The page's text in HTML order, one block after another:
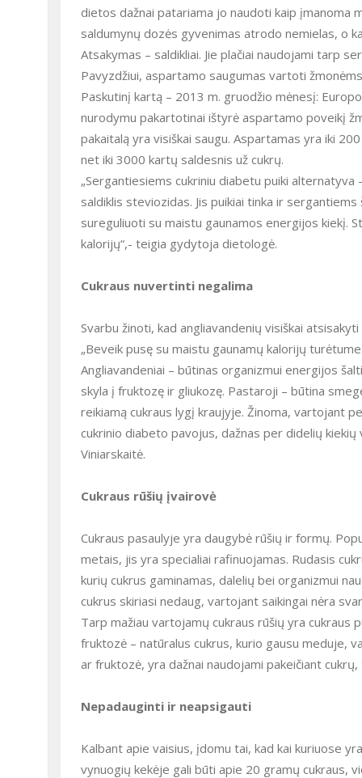
dietos dažnai patariama jo naudoti kaip įmanoma
saldumynų dozės gyvenimas atrodo nemielas, o
Atsakymas – saldikliai. Jie plačiai naudojami tarp
Pavyzdžiui, aspartamo saugumas vartoti
Paskutinį kartą – 2013 m. gruodžio mėnesį:
nurodymu pakartotinai ištyrė aspartamo poveikį
pakaitalą yra visiškai saugu. Aspartamas yra iki
net iki 3000 kartų saldesnis už cukrų.
„Sergantiesiems cukriniu diabetu puiki
saldiklis steviozidas. Jis puikiai tinka ir
sureguliuoti su maistu gaunamos energijos kiekį.
kalorijų“,- teigia gydytoja dietologė.
Cukraus nuvertinti negalima
Svarbu žinoti, kad angliavandenių visiškai
„Beveik pusę su maistu gaunamų kalorijų
Angliavandeniai – būtinas organizmui energijos
skyla į fruktozę ir gliukozę. Pastaroji – būtina
reikiamą cukraus lygį kraujyje. Žinoma, vartojant
cukrinio diabeto pavojus, dažnas per didelių
Viniarskaitė.
Cukraus rūšių įvairovė
Cukraus pasaulyje yra daugybė rūšių ir formų.
metais, jis yra specialiai rafinuojamas. Rudasis
kurių cukrus gaminamas, dalelių bei organizmui
cukrus skiriasi nedaug, vartojant saikingai nėra
Tarp mažiau vartojamų cukraus rūšių yra cukraus
fruktozė – natūralus cukrus, kurio gausu meduje,
ar fruktozė, yra dažnai naudojami pakeičiant
Nepadauginti ir neapsigauti
Kalbant apie vaisius, įdomu tai, kad kai kuriuose
vynuogių kekėje gali būti apie 20 gramų cukraus,